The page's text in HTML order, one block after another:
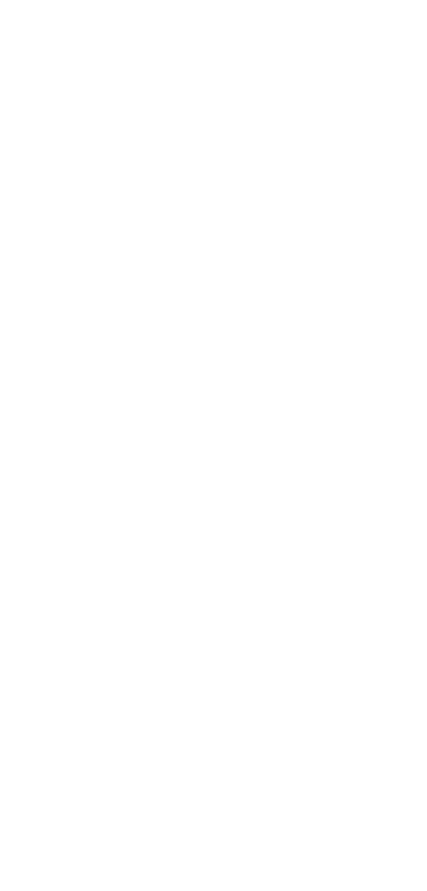
interfejsu
Ten uproszczony proces
zapasowych, zachowuje spójność
zarządzania kopiami zapasowymi.